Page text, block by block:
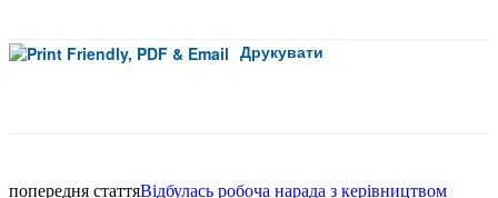
Друкувати
попередня статтяВідбулась робоча нарада з керівництвом